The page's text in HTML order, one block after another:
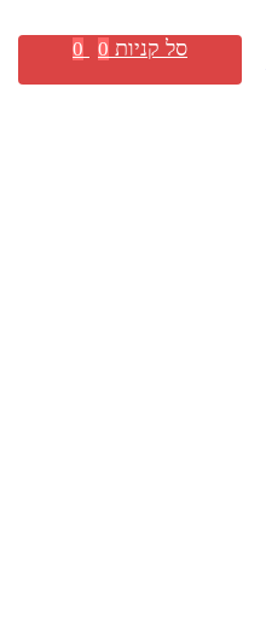
סל קניות 0
0